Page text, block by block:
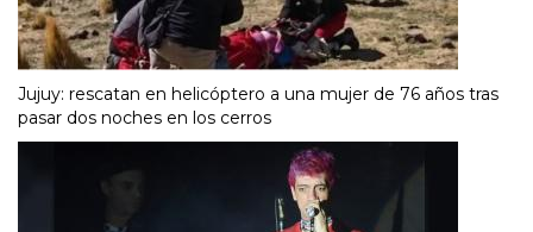
Jujuy: rescatan en helicóptero a una mujer de 76 años tras
pasar dos noches en los cerros